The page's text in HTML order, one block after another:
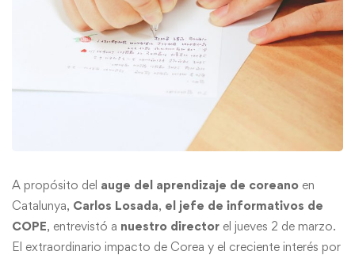
A propósito del auge del aprendizaje de coreano en
Catalunya, Carlos Losada, el jefe de informativos de
COPE, entrevistó a nuestro director el jueves 2 de marzo.
El extraordinario impacto de Corea y el creciente interés por